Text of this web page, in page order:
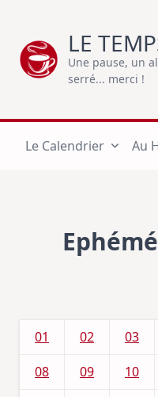
content
LE
Une pause, un
serré... merci !
Le Calendrier Au
01 02 03
08
09 10